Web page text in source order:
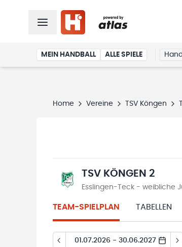
MEIN HANDBALL ALLE SPIELE
Home Vereine TSV Köngen
TSV KÖNGEN 2
Esslingen-Teck - weibliche
TEAM-SPIELPLAN TABELLEN
01.07.2026 - 30.06.2027